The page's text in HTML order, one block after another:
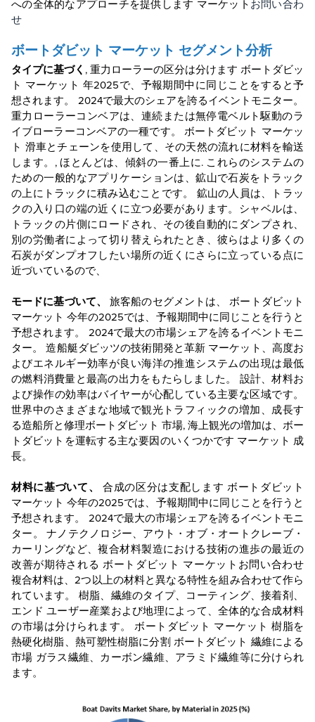
への全体的なアプローチを提供します マーケット お問い合わ
せ
ボートダビット マーケット セグメント分析
タイプに基づく , 重力ローラーの区分は分けます ボートダビッ
ト マーケット 年2025で、予報期間中に同じことをすると予
想されます。 2024で最大のシェアを誇るイベントモニター。
重力ローラーコンベアは、連続または無停電ベルト駆動のラ
イブローラーコンベアの一種です。 ボートダビット マーケッ
ト 滑車とチェーンを使用して、その天然の流れに材料を輸送
します。, ほとんどは、傾斜の一番上に. これらのシステムの
ための一般的なアプリケーションは、鉱山で石炭をトラック
の上にトラックに積み込むことです。 鉱山の人員は、トラッ
クの入り口の端の近くに立つ必要があります。シャベルは、
トラックの片側にロードされ、その後自動的にダンプされ、
別の労働者によって切り替えられたとき、彼らはより多くの
石炭がダンプオフしたい場所の近くにさらに立っている点に
近づいているので、
モードに基づいて、 旅客船のセグメントは、
ボートダビット
マーケット 今年の2025では、予報期間中に同じことを行うと
予想されます。 2024で最大の市場シェアを誇るイベントモニ
ター。
造船艇ダビッツの技術開発と革新 マーケット 、高度お
よびエネルギー効率が良い海洋の推進システムの出現は最低
の燃料消費量と最高の出力をもたらしました。 設計、材料お
よび操作の効率はバイヤーが心配している主要な区域です。
世界中のさまざまな地域で観光トラフィックの増加、成長す
る造船所と修理ボートダビット 市場, 海上観光の増加は、ボー
トダビットを運転する主な要因のいくつかです マーケット 成
長。
材料に基づいて、 合成の区分は支配します ボートダビット
マーケット 今年の2025では、予報期間中に同じことを行うと
予想されます。 2024で最大の市場シェアを誇るイベントモニ
ター。
ナノテクノロジー、アウト・オブ・オートクレーブ・
カーリングなど、複合材料製造における技術の進歩の最近の
改善が期待される ボートダビット マーケット お問い合わせ
複合材料は、2つ以上の材料と異なる特性を組み合わせて作ら
れています。 樹脂、繊維のタイプ、コーティング、接着剤、
エンド ユーザー産業および地理によって、全体的な合成材料
の市場は分けられます。 ボートダビット マーケット 樹脂を
熱硬化樹脂、熱可塑性樹脂に分割 ボートダビット 繊維による
市場 ガラス繊維、カーボン繊維、アラミド繊維等に分けられ
ます。